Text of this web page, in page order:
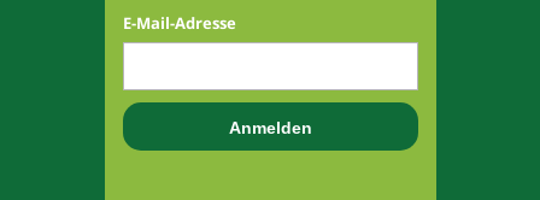
E-Mail-Adresse